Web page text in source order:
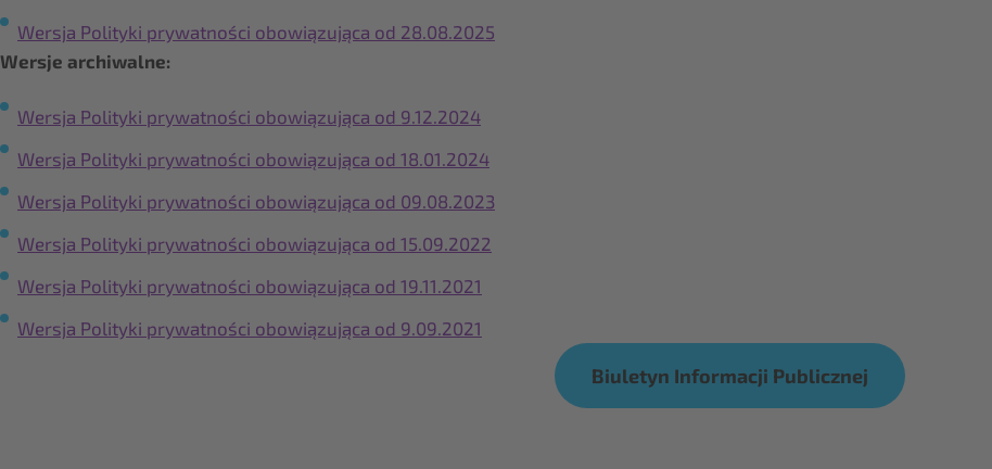
Wersja Polityki prywatności obowiązująca od 28.08.2025
Wersje archiwalne:
Wersja Polityki prywatności obowiązująca od 9.12.2024
Wersja Polityki prywatności obowiązująca od 18.01.2024
Wersja Polityki prywatności obowiązująca od 09.08.2023
Wersja Polityki prywatności obowiązująca od 15.09.2022
Wersja Polityki prywatności obowiązująca od 19.11.2021
Wersja Polityki prywatności obowiązująca od 9.09.2021
Biuletyn Informacji Publicznej